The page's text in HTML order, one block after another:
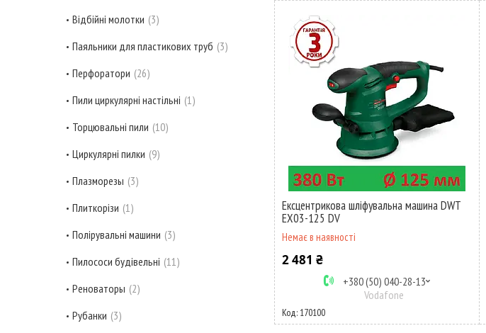
Ексцентрикова шліфувальна машина DWT
EX03-125 DV
Немає в наявності
2 481 ₴
+380 (50) 040-28-13
Vodafone
170100
Відбійні молотки 3
Паяльники для пластикових труб 3
Перфоратори 26
Пили циркулярні настільні 1
Торцювальні пили 10
Циркулярні пилки 9
Плазморезы 3
Плиткорізи 1
Полірувальні машини 3
Пилососи будівельні 11
Реноваторы 2
Рубанки 3